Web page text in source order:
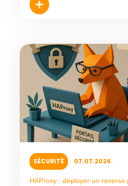
SÉCURITÉ 07.07.2026
HAProxy : déployer un reverse